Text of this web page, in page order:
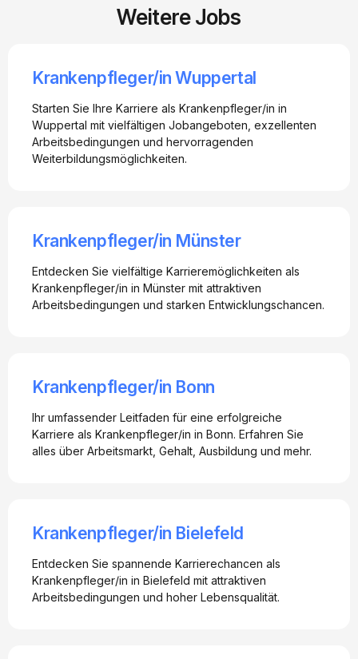
Weitere Jobs
Krankenpfleger/in Wuppertal
Starten Sie Ihre Karriere als Krankenpfleger/in in
Wuppertal mit vielfältigen Jobangeboten, exzellenten
Arbeitsbedingungen und hervorragenden
Weiterbildungsmöglichkeiten.
Krankenpfleger/in Münster
Entdecken Sie vielfältige Karrieremöglichkeiten als
Krankenpfleger/in in Münster mit attraktiven
Arbeitsbedingungen und starken Entwicklungschancen.
Krankenpfleger/in Bonn
Ihr umfassender Leitfaden für eine erfolgreiche
Karriere als Krankenpfleger/in in Bonn. Erfahren Sie
alles über Arbeitsmarkt, Gehalt, Ausbildung und mehr.
Krankenpfleger/in Bielefeld
Entdecken Sie spannende Karrierechancen als
Krankenpfleger/in in Bielefeld mit attraktiven
Arbeitsbedingungen und hoher Lebensqualität.